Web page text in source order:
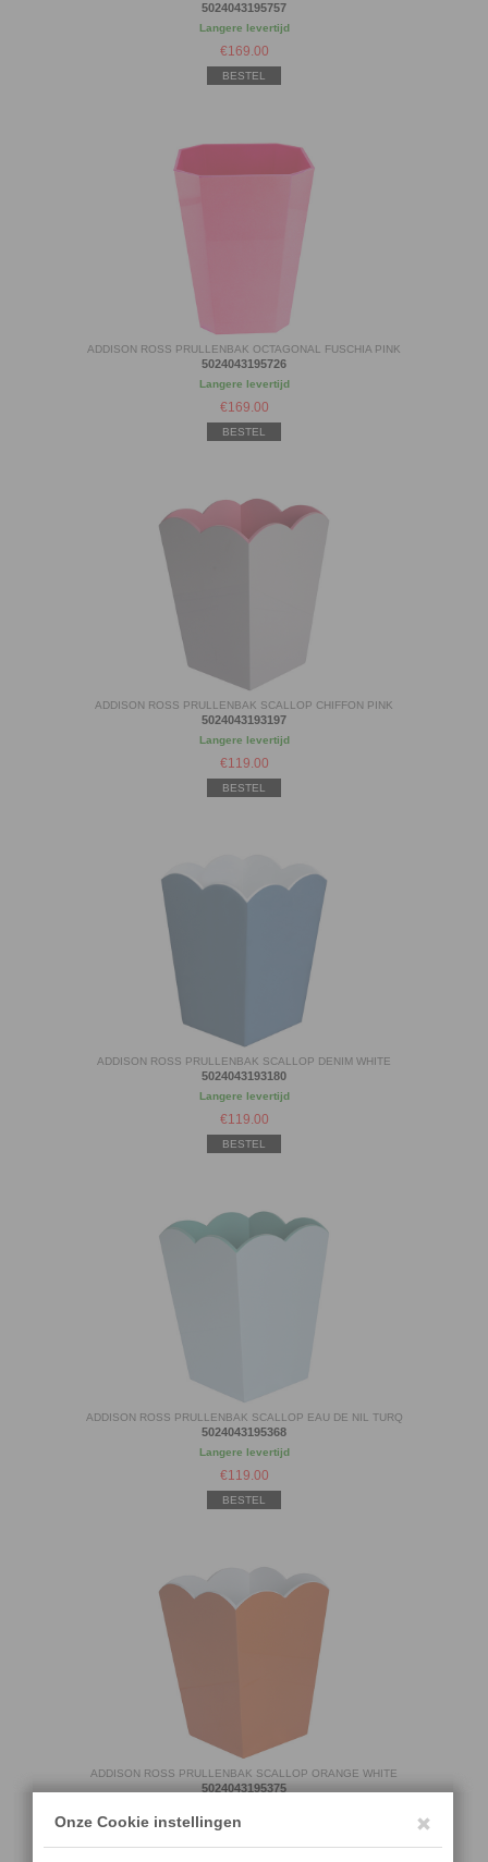
5024043195757
Langere levertijd
€169.00
BESTEL
ADDISON ROSS PRULLENBAK OCTAGONAL FUSCHIA PINK
5024043195726
Langere levertijd
€169.00
BESTEL
ADDISON ROSS PRULLENBAK SCALLOP CHIFFON PINK
5024043193197
Langere levertijd
€119.00
BESTEL
ADDISON ROSS PRULLENBAK SCALLOP DENIM WHITE
5024043193180
Langere levertijd
€119.00
BESTEL
ADDISON ROSS PRULLENBAK SCALLOP EAU DE NIL TURQ
5024043195368
Langere levertijd
€119.00
BESTEL
ADDISON ROSS PRULLENBAK SCALLOP ORANGE WHITE
5024043195375
€119.00